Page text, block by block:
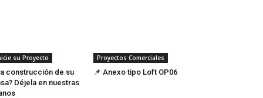
su Proyecto
construcción de su
Déjela en nuestras
Proyectos Comerciales
📌 Anexo tipo Loft OP06